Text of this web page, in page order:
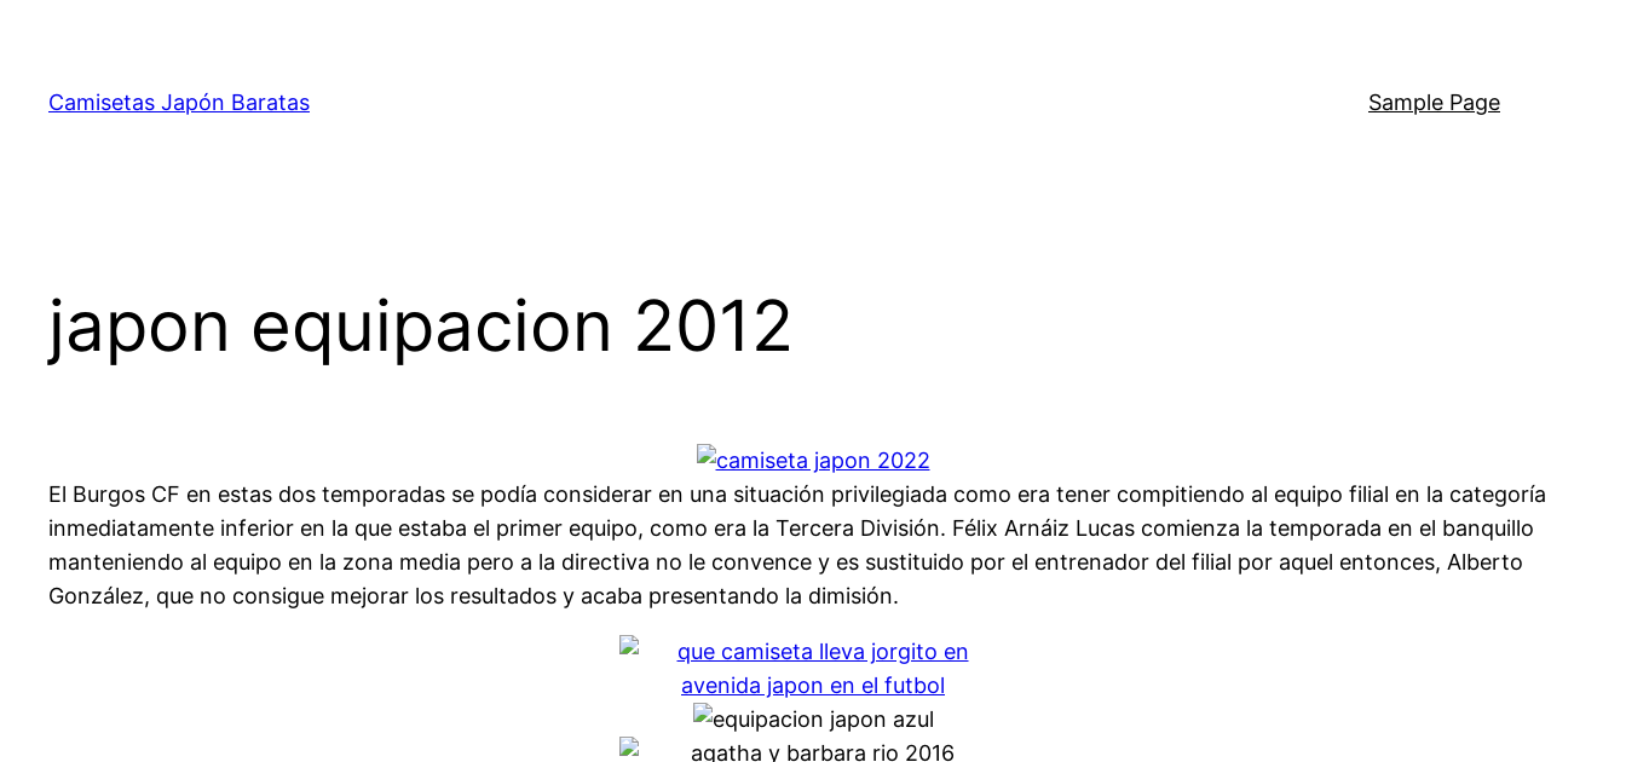
contenido
Camisetas Japón Baratas Sample Page
japon equipacion 2012
El Burgos CF en estas dos temporadas se podía considerar en una situación privilegiada como era tener compitiendo al equipo filial en la categoría
inmediatamente inferior en la que estaba el primer equipo, como era la Tercera División. Félix Arnáiz Lucas comienza la temporada en el banquillo
manteniendo al equipo en la zona media pero a la directiva no le convence y es sustituido por el entrenador del filial por aquel entonces, Alberto
González, que no consigue mejorar los resultados y acaba presentando la dimisión.